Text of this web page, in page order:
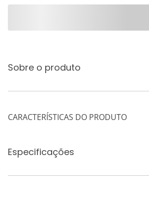
Sobre o produto
CARACTERÍSTICAS DO PRODUTO
Especificações